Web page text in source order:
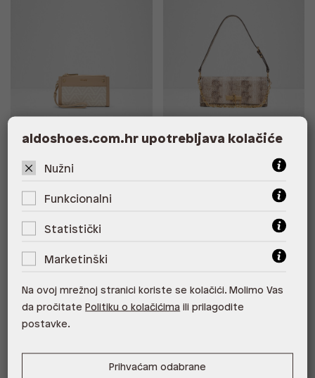
BANAETERIEL SYN MIX MAT THALEA SYN MIX MAT
MERECLYA SYN MIX MAT
aldoshoes.com.hr upotrebljava kolačiće
Nužni
Funkcionalni
Statistički
Marketinški
Na ovoj mrežnoj stranici koriste se kolačići. Molimo Vas
da pročitate Politiku o kolačićima ili prilagodite
postavke.
Prihvaćam odabrane